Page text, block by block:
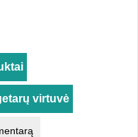
virtuvė